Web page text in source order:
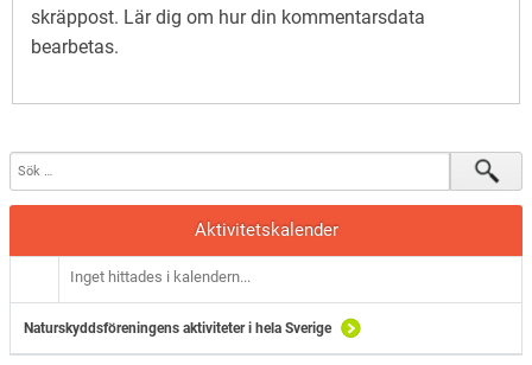
skräppost. Lär dig om hur din kommentarsdata
bearbetas.
Aktivitetskalender
Inget hittades i kalendern...
Naturskyddsföreningens aktiviteter i hela Sverige